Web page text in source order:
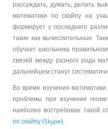
рассуждать, думать, делать
математики по скайпу на
формирует у последнего
такие как вычислительные.
обучает школьника
связей между разного рода
дальнейшем станут
Во время изучения
проблемы при изучении
наиболее востребован такой
по скайпу (Skype).